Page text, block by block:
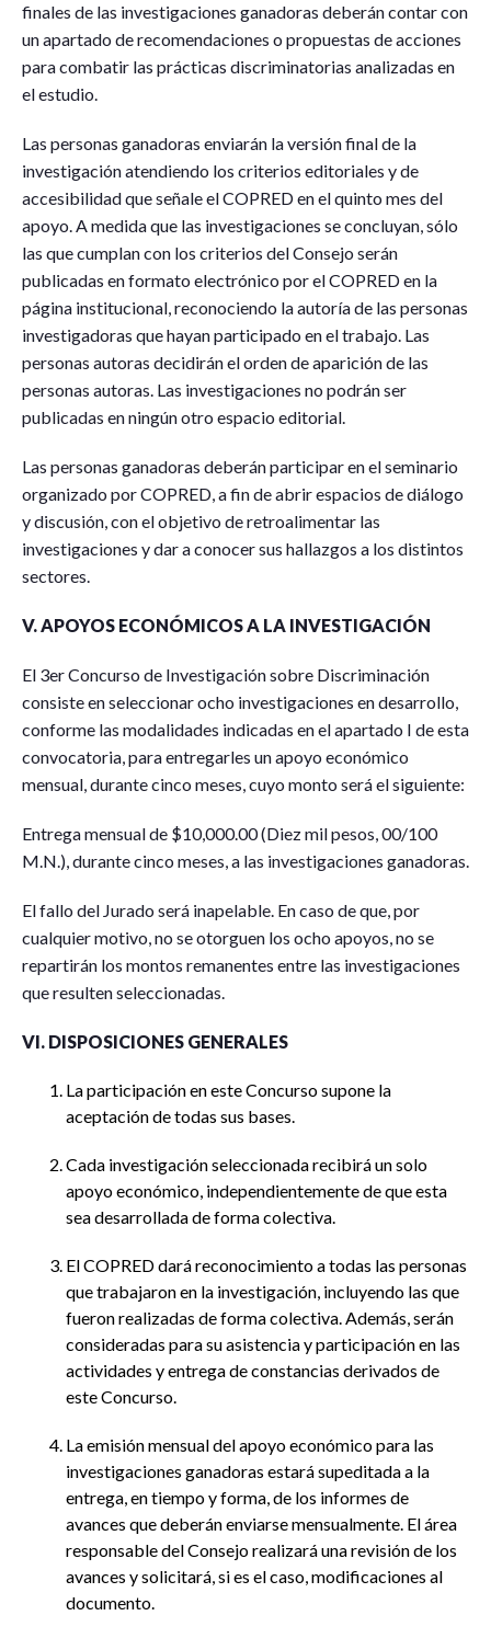
finales de las investigaciones ganadoras deberán contar con
un apartado de recomendaciones o propuestas de acciones
para combatir las prácticas discriminatorias analizadas en
el estudio.
Las personas ganadoras enviarán la versión final de la
investigación atendiendo los criterios editoriales y de
accesibilidad que señale el COPRED en el quinto mes del
apoyo. A medida que las investigaciones se concluyan, sólo
las que cumplan con los criterios del Consejo serán
publicadas en formato electrónico por el COPRED en la
página institucional, reconociendo la autoría de las personas
investigadoras que hayan participado en el trabajo. Las
personas autoras decidirán el orden de aparición de las
personas autoras. Las investigaciones no podrán ser
publicadas en ningún otro espacio editorial.
Las personas ganadoras deberán participar en el seminario
organizado por COPRED, a fin de abrir espacios de diálogo
y discusión, con el objetivo de retroalimentar las
investigaciones y dar a conocer sus hallazgos a los distintos
sectores.
V. APOYOS ECONÓMICOS A LA INVESTIGACIÓN
El 3er Concurso de Investigación sobre Discriminación
consiste en seleccionar ocho investigaciones en desarrollo,
conforme las modalidades indicadas en el apartado I de esta
convocatoria, para entregarles un apoyo económico
mensual, durante cinco meses, cuyo monto será el siguiente:
Entrega mensual de $10,000.00 (Diez mil pesos, 00/100
M.N.), durante cinco meses, a las investigaciones ganadoras.
El fallo del Jurado será inapelable. En caso de que, por
cualquier motivo, no se otorguen los ocho apoyos, no se
repartirán los montos remanentes entre las investigaciones
que resulten seleccionadas.
VI. DISPOSICIONES GENERALES
La participación en este Concurso supone la
aceptación de todas sus bases.
Cada investigación seleccionada recibirá un solo
apoyo económico, independientemente de que esta
sea desarrollada de forma colectiva.
El COPRED dará reconocimiento a todas las personas
que trabajaron en la investigación, incluyendo las que
fueron realizadas de forma colectiva. Además, serán
consideradas para su asistencia y participación en las
actividades y entrega de constancias derivados de
este Concurso.
La emisión mensual del apoyo económico para las
investigaciones ganadoras estará supeditada a la
entrega, en tiempo y forma, de los informes de
avances que deberán enviarse mensualmente. El área
responsable del Consejo realizará una revisión de los
avances y solicitará, si es el caso, modificaciones al
documento.